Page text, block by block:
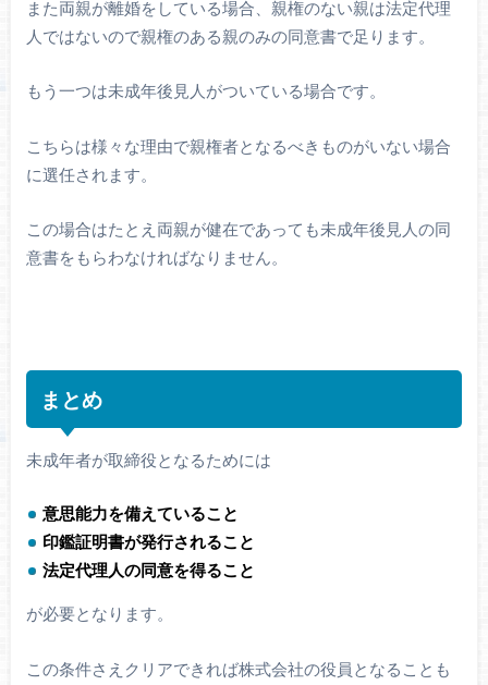
また両親が離婚をしている場合、親権のない親は法定代理
人ではないので親権のある親のみの同意書で足ります。
もう一つは未成年後見人がついている場合です。
こちらは様々な理由で親権者となるべきものがいない場合
に選任されます。
この場合はたとえ両親が健在であっても未成年後見人の同
意書をもらわなければなりません。
まとめ
未成年者が取締役となるためには
意思能力を備えていること
印鑑証明書が発行されること
法定代理人の同意を得ること
が必要となります。
この条件さえクリアできれば株式会社の役員となることも